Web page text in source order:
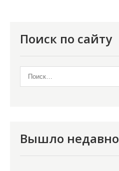
Поиск по сайту
Вышло недавно